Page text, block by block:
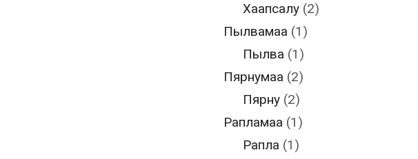
Хаапсалу (2)
Пылвамаа (1)
Пылва (1)
Пярнумаа (2)
Пярну (2)
Рапламаа (1)
Рапла (1)